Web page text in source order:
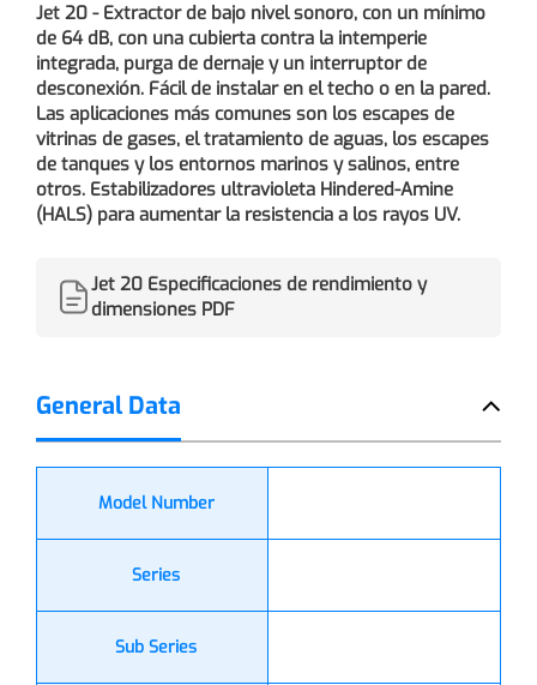
Jet 20 - Extractor de bajo nivel sonoro, con un mínimo
de 64 dB, con una cubierta contra la intemperie
integrada, purga de dernaje y un interruptor de
desconexión. Fácil de instalar en el techo o en la pared.
Las aplicaciones más comunes son los escapes de
vitrinas de gases, el tratamiento de aguas, los escapes
de tanques y los entornos marinos y salinos, entre
otros. Estabilizadores ultravioleta Hindered-Amine
(HALS) para aumentar la resistencia a los rayos UV.
Jet 20 Especificaciones de rendimiento y
dimensiones PDF
General Data
Model Number
Series
Sub Series